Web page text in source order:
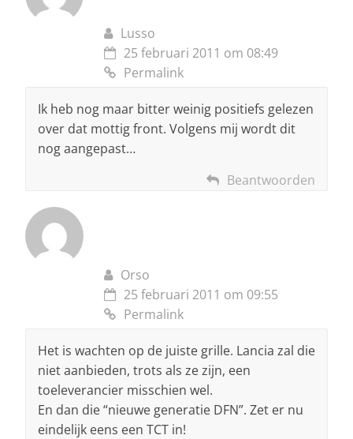
Lusso
25 februari 2011 om 08:49
Permalink
Ik heb nog maar bitter weinig positiefs gelezen
over dat mottig front. Volgens mij wordt dit
nog aangepast…
Beantwoorden
Orso
25 februari 2011 om 09:55
Permalink
Het is wachten op de juiste grille. Lancia zal die
niet aanbieden, trots als ze zijn, een
toeleverancier misschien wel.
En dan die “nieuwe generatie DFN”. Zet er nu
eindelijk eens een TCT in!